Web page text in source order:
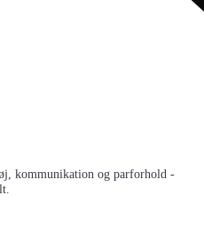
kommunikation og parforhold -